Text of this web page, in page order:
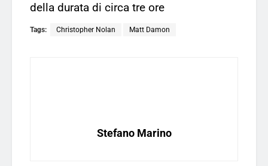
della durata di circa tre ore
Tags: Christopher Nolan Matt Damon
Stefano Marino